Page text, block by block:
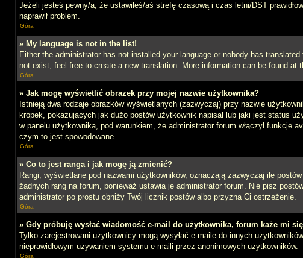
Jeżeli jesteś pewny/a, że ustawiłeś/aś strefę czasową i czas letni/DST
naprawił problem.
Góra
» My language is not in the list!
Either the administrator has not installed your language or nobody has
not exist, feel free to create a new translation. More information can be found
Góra
» Jak mogę wyświetlić obrazek przy mojej nazwie użytkownika?
Istnieją dwa rodzaje obrazków wyświetlanych (zazwyczaj) przy nazwie
kropek, pokazujących jak dużo postów użytkownik napisał lub jaki jest status
w panelu użytkownika, pod warunkiem, że administrator forum włączył
czym to jest spowodowane.
Góra
» Co to jest ranga i jak mogę ją zmienić?
Rangi, wyświetlane pod nazwami użytkowników, oznaczają zazwyczaj ile
żadnych rang na forum, ponieważ ustawia je administrator forum. Nie pisz
administrator po prostu obniży Twój licznik postów albo przyzna Ci ostrzeżenie.
Góra
» Gdy próbuję wysłać wiadomość e-mail do użytkownika, forum każe mi
Tylko zarejestrowani użytkownicy mogą wysyłać e-maile do innych
nieprawidłowym używaniem systemu e-maili przez anonimowych użytkowników.
Góra